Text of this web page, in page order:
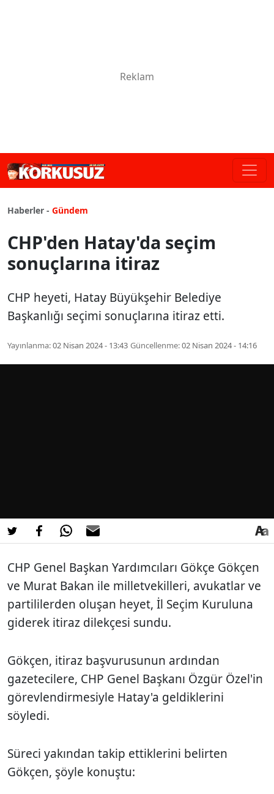
Haberler - Gündem
CHP'den Hatay'da seçim
sonuçlarına itiraz
CHP heyeti, Hatay Büyükşehir Belediye
Başkanlığı seçimi sonuçlarına itiraz etti.
Yayınlanma:02 Nisan 2024 - 13:43 Güncellenme:02 Nisan 2024 - 14:16
CHP Genel Başkan Yardımcıları Gökçe Gökçen
ve Murat Bakan ile milletvekilleri, avukatlar ve
partililerden oluşan heyet, İl Seçim Kuruluna
giderek itiraz dilekçesi sundu.
Gökçen, itiraz başvurusunun ardından
gazetecilere, CHP Genel Başkanı Özgür Özel'in
görevlendirmesiyle Hatay'a geldiklerini
söyledi.
Süreci yakından takip ettiklerini belirten
Gökçen, şöyle konuştu: